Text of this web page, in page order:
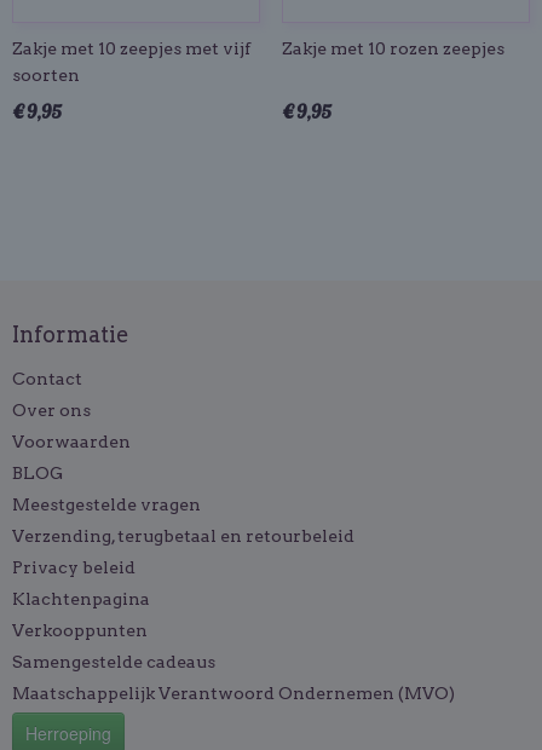
Zakje met 10 zeepjes met vijf
soorten
€ 9,95
Zakje met 10 rozen zeepjes
€ 9,95
Informatie
Contact
Over ons
Voorwaarden
BLOG
Meestgestelde vragen
Verzending, terugbetaal en retourbeleid
Privacy beleid
Klachtenpagina
Verkooppunten
Samengestelde cadeaus
Maatschappelijk Verantwoord Ondernemen (MVO)
Herroeping